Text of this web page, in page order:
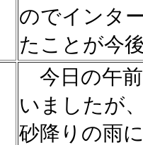
のでインタ
たことが今
今日の午
いましたが
砂降りの雨